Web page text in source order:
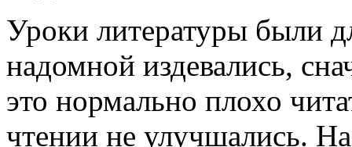
Уроки литературы были
надомной издевались,
это нормально плохо
чтении не улучшались.